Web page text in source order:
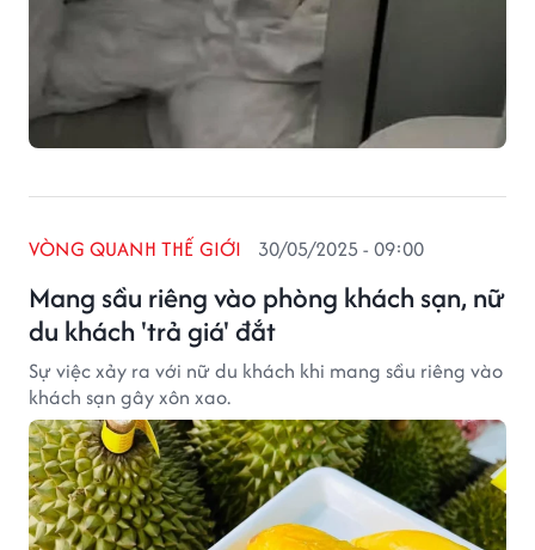
Mang sầu riêng vào phòng khách sạn, nữ
du khách 'trả giá' đắt
VÒNG QUANH THẾ GIỚI 30/05/2025 - 09:00
Sự việc xảy ra với nữ du khách khi mang sầu riêng vào
khách sạn gây xôn xao.